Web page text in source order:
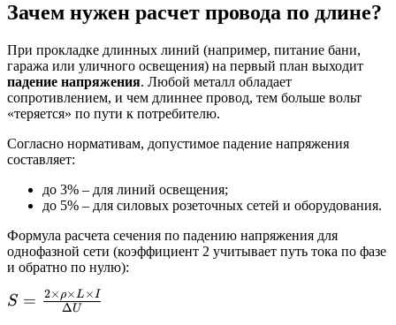
Зачем нужен расчет провода по длине?
При прокладке длинных линий (например, питание бани,
гаража или уличного освещения) на первый план выходит
падение напряжения. Любой металл обладает
сопротивлением, и чем длиннее провод, тем больше вольт
«теряется» по пути к потребителю.
Согласно нормативам, допустимое падение напряжения
составляет:
до 3% – для линий освещения;
до 5% – для силовых розеточных сетей и оборудования.
Формула расчета сечения по падению напряжения для
однофазной сети (коэффициент 2 учитывает путь тока по фазе
и обратно по нулю):
S =
S = ΔU
2× ρ×L ×I